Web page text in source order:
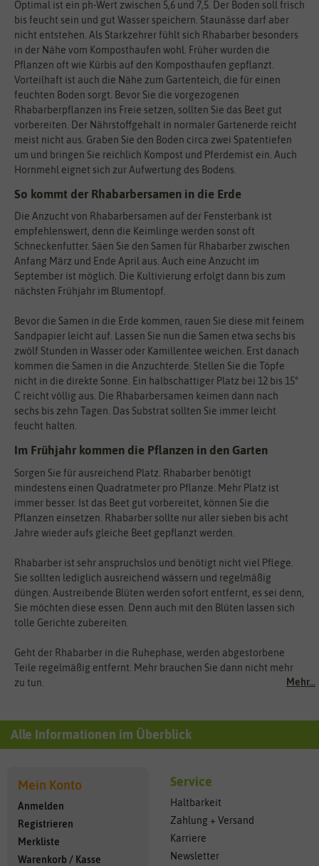
Mehr...
Optimal ist ein ph-Wert zwischen 5,6 und 7,5. Der Boden soll frisch
bis feucht sein und gut Wasser speichern. Staunässe darf aber
nicht entstehen. Als Starkzehrer fühlt sich Rhabarber besonders
in der Nähe vom Komposthaufen wohl. Früher wurden die
Pflanzen oft wie Kürbis auf den Komposthaufen gepflanzt.
Vorteilhaft ist auch die Nähe zum Gartenteich, die für einen
feuchten Boden sorgt. Bevor Sie die vorgezogenen
Rhabarberpflanzen ins Freie setzen, sollten Sie das Beet gut
vorbereiten. Der Nährstoffgehalt in normaler Gartenerde reicht
meist nicht aus. Graben Sie den Boden circa zwei Spatentiefen
um und bringen Sie reichlich Kompost und Pferdemist ein. Auch
Hornmehl eignet sich zur Aufwertung des Bodens.
So kommt der Rhabarbersamen in die Erde
Die Anzucht von Rhabarbersamen auf der Fensterbank ist
empfehlenswert, denn die Keimlinge werden sonst oft
Schneckenfutter. Säen Sie den Samen für Rhabarber zwischen
Anfang März und Ende April aus. Auch eine Anzucht im
September ist möglich. Die Kultivierung erfolgt dann bis zum
nächsten Frühjahr im Blumentopf.
Bevor die Samen in die Erde kommen, rauen Sie diese mit feinem
Sandpapier leicht auf. Lassen Sie nun die Samen etwa sechs bis
zwölf Stunden in Wasser oder Kamillentee weichen. Erst danach
kommen die Samen in die Anzuchterde. Stellen Sie die Töpfe
nicht in die direkte Sonne. Ein halbschattiger Platz bei 12 bis 15°
C reicht völlig aus. Die Rhabarbersamen keimen dann nach
sechs bis zehn Tagen. Das Substrat sollten Sie immer leicht
feucht halten.
Im Frühjahr kommen die Pflanzen in den Garten
Sorgen Sie für ausreichend Platz. Rhabarber benötigt
mindestens einen Quadratmeter pro Pflanze. Mehr Platz ist
immer besser. Ist das Beet gut vorbereitet, können Sie die
Pflanzen einsetzen. Rhabarber sollte nur aller sieben bis acht
Jahre wieder aufs gleiche Beet gepflanzt werden.
Rhabarber ist sehr anspruchslos und benötigt nicht viel Pflege.
Sie sollten lediglich ausreichend wässern und regelmäßig
düngen. Austreibende Blüten werden sofort entfernt, es sei denn,
Sie möchten diese essen. Denn auch mit den Blüten lassen sich
tolle Gerichte zubereiten.
Geht der Rhabarber in die Ruhephase, werden abgestorbene
Teile regelmäßig entfernt. Mehr brauchen Sie dann nicht mehr
zu tun.
Alle Informationen im Überblick
Mein Konto
Anmelden
Registrieren
Merkliste
Warenkorb / Kasse
Service
Haltbarkeit
Zahlung + Versand
Karriere
Newsletter